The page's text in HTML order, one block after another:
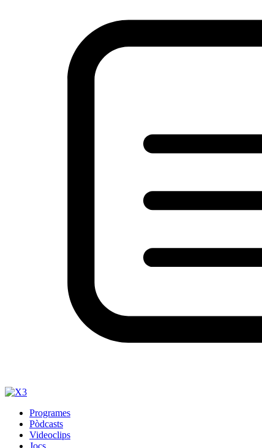
Programes
Pòdcasts
Videoclips